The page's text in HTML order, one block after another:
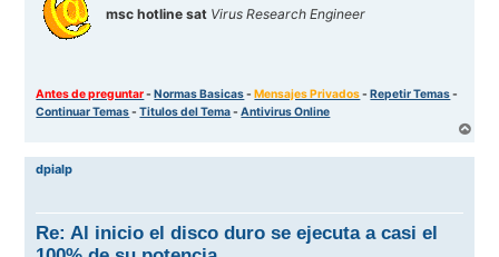
msc hotline sat Virus Research Engineer
Antes de preguntar-Normas Basicas-Mensajes Privados-Repetir Temas-
Continuar Temas-Titulos del Tema-Antivirus Online
r
dpialp
Re: Al inicio el disco duro se ejecuta a casi el